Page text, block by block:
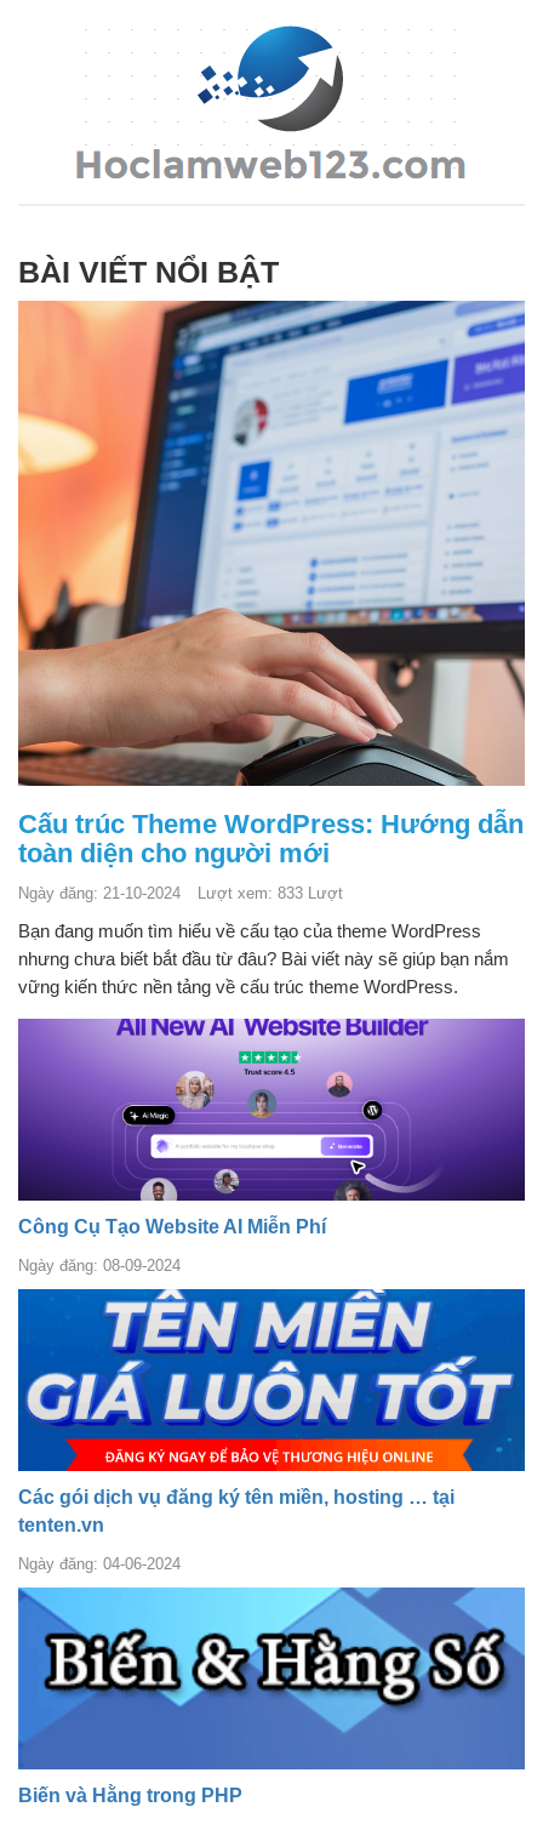
BÀI VIẾT NỔI BẬT
Cấu trúc Theme WordPress: Hướng dẫn
toàn diện cho người mới
Ngày đăng: 21-10-2024 Lượt xem: 833 Lượt
Bạn đang muốn tìm hiểu về cấu tạo của theme WordPress
nhưng chưa biết bắt đầu từ đâu? Bài viết này sẽ giúp bạn nắm
vững kiến thức nền tảng về cấu trúc theme WordPress.
Công Cụ Tạo Website AI Miễn Phí
Ngày đăng: 08-09-2024
Các gói dịch vụ đăng ký tên miền, hosting … tại
tenten.vn
Ngày đăng: 04-06-2024
Biến và Hằng trong PHP